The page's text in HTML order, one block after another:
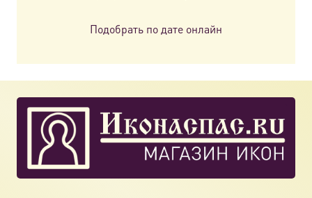
Подобрать по дате онлайн